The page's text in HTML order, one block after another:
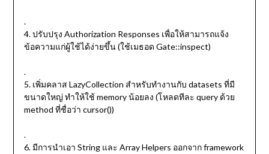
.
4. ปรับปรุง Authorization Responses เพื่อให้สามารถแจ้ง
ข้อความแก่ผู้ใช้ได้ง่ายขึ้น (ใช้เมธอด Gate::inspect)
.
5. เพิ่มคลาส LazyCollection สำหรับทำงานกับ datasets ที่มี
ขนาดใหญ่ ทำให้ใช้ memory น้อยลง (โหลดทีละ query ด้วย
method ที่ชื่อว่า cursor())
.
6. มีการนำเอา String และ Array Helpers ออกจาก framework